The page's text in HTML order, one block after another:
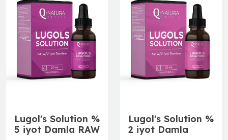
Lugol's Solution %
5 iyot Damla RAW
Lugol's Solution %
2 iyot Damla